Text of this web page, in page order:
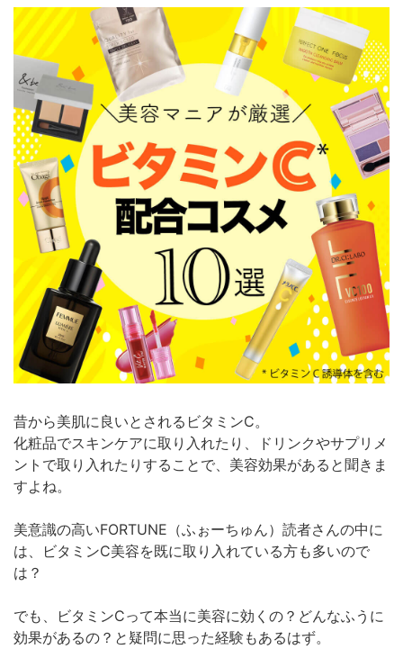
昔から美肌に良いとされるビタミンC。
化粧品でスキンケアに取り入れたり、ドリンクやサプリメ
ントで取り入れたりすることで、美容効果があると聞きま
すよね。
美意識の高いFORTUNE（ふぉーちゅん）読者さんの中に
は、ビタミンC美容を既に取り入れている方も多いので
は？
でも、ビタミンCって本当に美容に効くの？どんなふうに
効果があるの？と疑問に思った経験もあるはず。